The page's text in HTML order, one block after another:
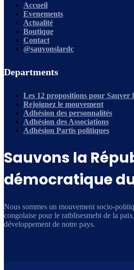
Accueil
Evenements
Actualité
Boutique
Contact
@sauvonslardc
Departments
Les 12 propositions pour Sauver
Rejoignez le mouvement
Adhésion des personnalités
Adhésion des Associations
Adhésion Partis politiques
Sauvons la
démocratique
Nous sommes un mouvement socio-
congolaise pour le ratblisesmebt de la
développement de notre pays.